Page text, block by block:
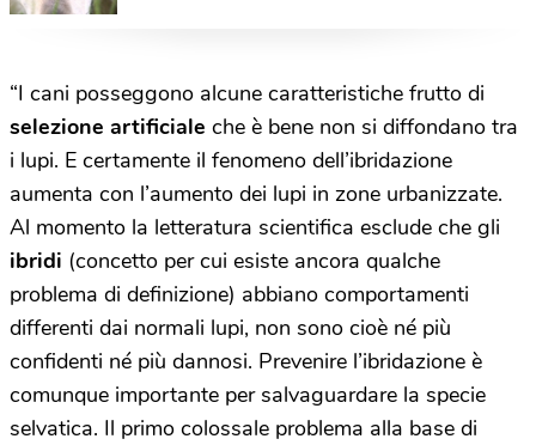
“I cani posseggono alcune caratteristiche frutto di
selezione artificiale che è bene non si diffondano tra
i lupi. E certamente il fenomeno dell’ibridazione
aumenta con l’aumento dei lupi in zone urbanizzate.
Al momento la letteratura scientifica esclude che gli
ibridi (concetto per cui esiste ancora qualche
problema di definizione) abbiano comportamenti
differenti dai normali lupi, non sono cioè né più
confidenti né più dannosi. Prevenire l’ibridazione è
comunque importante per salvaguardare la specie
selvatica. Il primo colossale problema alla base di